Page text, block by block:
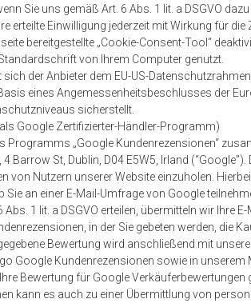
Sie uns gemäß Art. 6 Abs. 1 lit. a DSGVO
erteilte Einwilligung jederzeit mit Wirkung für
bereitgestellte „Cookie-Consent-Tool“
von Ihrem Computer genutzt.
der Anbieter dem EU-US-
eines Angemessenheitsbeschlusses der
sicherstellt.
Google Zertifizierter-Händler-Programm)
Programms „Google Kundenrezensionen“
Barrow St, Dublin, D04 E5W5, Irland
von Nutzern unserer Website einzuholen.
an einer E-Mail-Umfrage von Google
1 lit. a DSGVO erteilen, übermitteln wir Ihre
in der Sie gebeten werden, die
Bewertung wird anschließend mit
Google Kundenrezensionen sowie in unserem
Bewertung für Google Verkäuferbewertungen
kann es auch zu einer Übermittlung von